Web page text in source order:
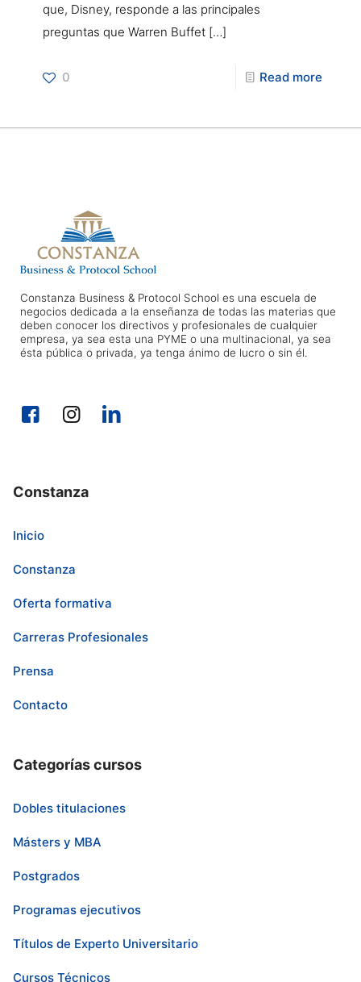
que, Disney, responde a las principales
preguntas que Warren Buffet […]
0 Read more
Constanza Business & Protocol School es una escuela de
negocios dedicada a la enseñanza de todas las materias que
deben conocer los directivos y profesionales de cualquier
empresa, ya sea esta una PYME o una multinacional, ya sea
ésta pública o privada, ya tenga ánimo de lucro o sin él.
Constanza
Inicio
Constanza
Oferta formativa
Carreras Profesionales
Prensa
Contacto
Categorías cursos
Dobles titulaciones
Másters y MBA
Postgrados
Programas ejecutivos
Títulos de Experto Universitario
Cursos Técnicos